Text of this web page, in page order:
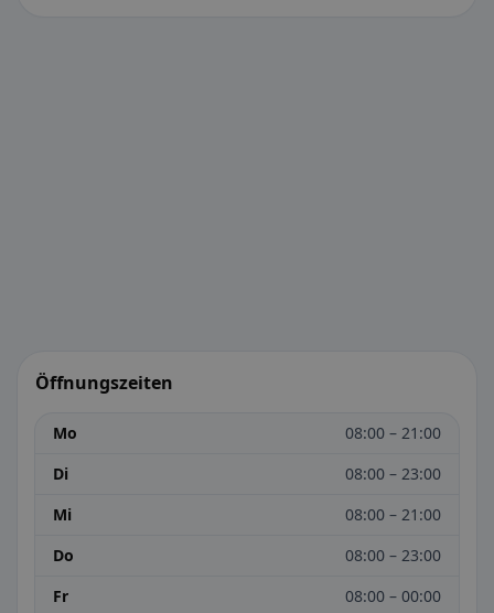
Öffnungszeiten
Mo
08:00 – 21:00
Di
08:00 – 23:00
Mi
08:00 – 21:00
Do
08:00 – 23:00
Fr
08:00 – 00:00